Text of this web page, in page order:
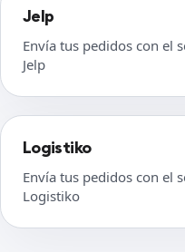
Jelp
Envía tus pedidos con el
Jelp
Logistiko
Envía tus pedidos con el
Logistiko